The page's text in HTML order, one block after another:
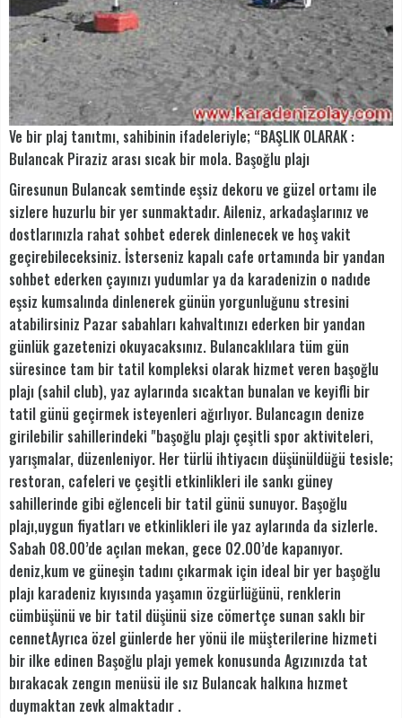
Ve bir plaj tanıtmı, sahibinin ifadeleriyle; “BAŞLIK OLARAK :
Bulancak Piraziz arası sıcak bir mola. Başoğlu plajı
Giresunun Bulancak semtinde eşsiz dekoru ve güzel ortamı ile
sizlere huzurlu bir yer sunmaktadır. Aileniz, arkadaşlarınız ve
dostlarınızla rahat sohbet ederek dinlenecek ve hoş vakit
geçirebileceksiniz. İsterseniz kapalı cafe ortamında bir yandan
sohbet ederken çayınızı yudumlar ya da karadenizin o nadıde
eşsiz kumsalında dinlenerek günün yorgunluğunu stresini
atabilirsiniz Pazar sabahları kahvaltınızı ederken bir yandan
günlük gazetenizi okuyacaksınız. Bulancaklılara tüm gün
süresince tam bir tatil kompleksi olarak hizmet veren başoğlu
plajı (sahil club), yaz aylarında sıcaktan bunalan ve keyifli bir
tatil günü geçirmek isteyenleri ağırlıyor. Bulancagın denize
girilebilir sahillerindeki "başoğlu plajı çeşitli spor aktiviteleri,
yarışmalar, düzenleniyor. Her türlü ihtiyacın düşünüldüğü tesisle;
restoran, cafeleri ve çeşitli etkinlikleri ile sankı güney
sahillerinde gibi eğlenceli bir tatil günü sunuyor. Başoğlu
plajı,uygun fiyatları ve etkinlikleri ile yaz aylarında da sizlerle.
Sabah 08.00’de açılan mekan, gece 02.00’de kapanıyor.
deniz,kum ve güneşin tadını çıkarmak için ideal bir yer başoğlu
plajı karadeniz kıyısında yaşamın özgürlüğünü, renklerin
cümbüşünü ve bir tatil düşünü size cömertçe sunan saklı bir
cennetAyrıca özel günlerde her yönü ile müşterilerine hizmeti
bir ilke edinen Başoğlu plajı yemek konusunda Agızınızda tat
bırakacak zengın menüsü ile sız Bulancak halkına hızmet
duymaktan zevk almaktadır .